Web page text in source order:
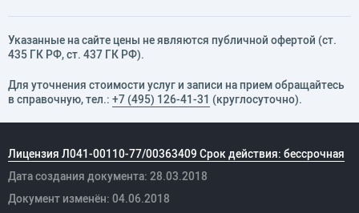
Указанные на сайте цены не являются публичной офертой (ст.
435 ГК РФ, cт. 437 ГК РФ).
Для уточнения стоимости услуг и записи на прием обращайтесь
в справочную, тел.: +7 (495) 126-41-31 (круглосуточно).
Лицензия Л041-00110-77/00363409 Срок действия: бессрочная
Дата создания документа: 28.03.2018
Документ изменён: 04.06.2018